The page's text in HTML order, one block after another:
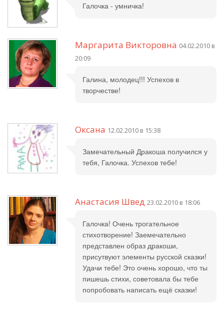
Галочка - умничка!
Маргарита Викторовна 04.02.2010 в
20:09
Галина, молодец!!! Успехов в
творчестве!
Оксана 12.02.2010 в 15:38
Замечательный Дракоша получился у
тебя, Галочка. Успехов тебе!
Анастасия Швед 23.02.2010 в 18:06
Галочка! Очень трогательное
стихотворение! Заемечательно
представлен образ дракоши,
присутвуют элементы русской сказки!
Удачи тебе! Это очень хорошо, что ты
пишешь стихи, советовала бы тебе
попробовать написать ещё сказки!